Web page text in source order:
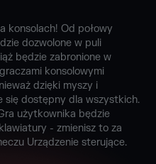
konsolach! Od połowy
dozwolone w puli
będzie zabronione w
konsolowymi
dzięki myszy i
dostępny dla wszystkich.
użytkownika będzie
- zmienisz to za
Urządzenie sterujące.